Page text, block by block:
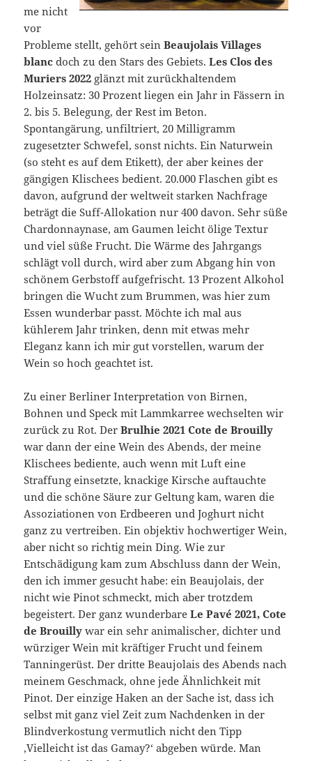
me nicht
vor
Probleme stellt, gehört seinBeaujolais Villages
blanc doch zu den Stars des Gebiets.Les Clos des
Muriers 2022 glänzt mit zurückhaltendem
Holzeinsatz: 30 Prozent liegen ein Jahr in Fässern in
2. bis 5. Belegung, der Rest im Beton.
Spontangärung, unfiltriert, 20 Milligramm
zugesetzter Schwefel, sonst nichts. Ein Naturwein
(so steht es auf dem Etikett), der aber keines der
gängigen Klischees bedient. 20.000 Flaschen gibt es
davon, aufgrund der weltweit starken Nachfrage
beträgt die Suff-Allokation nur 400 davon. Sehr süße
Chardonnaynase, am Gaumen leicht ölige Textur
und viel süße Frucht. Die Wärme des Jahrgangs
schlägt voll durch, wird aber zum Abgang hin von
schönem Gerbstoff aufgefrischt. 13 Prozent Alkohol
bringen die Wucht zum Brummen, was hier zum
Essen wunderbar passt. Möchte ich mal aus
kühlerem Jahr trinken, denn mit etwas mehr
Eleganz kann ich mir gut vorstellen, warum der
Wein so hoch geachtet ist.
Zu einer Berliner Interpretation von Birnen,
Bohnen und Speck mit Lammkarree wechselten wir
zurück zu Rot. DerBrulhie 2021 Cote de Brouilly
war dann der eine Wein des Abends, der meine
Klischees bediente, auch wenn mit Luft eine
Straffung einsetzte, knackige Kirsche auftauchte
und die schöne Säure zur Geltung kam, waren die
Assoziationen von Erdbeeren und Joghurt nicht
ganz zu vertreiben. Ein objektiv hochwertiger Wein,
aber nicht so richtig mein Ding. Wie zur
Entschädigung kam zum Abschluss dann der Wein,
den ich immer gesucht habe: ein Beaujolais, der
nicht wie Pinot schmeckt, mich aber trotzdem
begeistert. Der ganz wunderbareLe Pavé 2021, Cote
de Brouilly war ein sehr animalischer, dichter und
würziger Wein mit kräftiger Frucht und feinem
Tanningerüst. Der dritte Beaujolais des Abends nach
meinem Geschmack, ohne jede Ähnlichkeit mit
Pinot. Der einzige Haken an der Sache ist, dass ich
selbst mit ganz viel Zeit zum Nachdenken in der
Blindverkostung vermutlich nicht den Tipp
‚Vielleicht ist das Gamay?‘ abgeben würde. Man